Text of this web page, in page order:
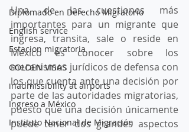
Diplomado en Derecho Migratorio
English service
Estacion migratoria
GOLDEN VISAS
inadmissibility at airports
Ingreso a México
Instituto Nacional de Migración
Una de las cuestiones más
importantes para un migrante que
ingresa, transita, sale o reside en
México es conocer sobre los
mecanismos jurídicos de defensa con
los que cuenta ante una decisión por
parte de las autoridades migratorias,
puesto que una decisión únicamente
puede tener dos grandes aspectos